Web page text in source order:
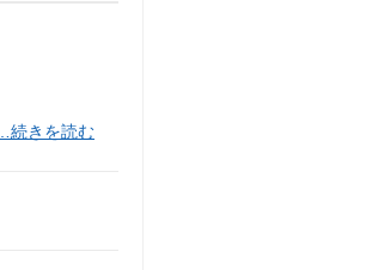
…続きを読む